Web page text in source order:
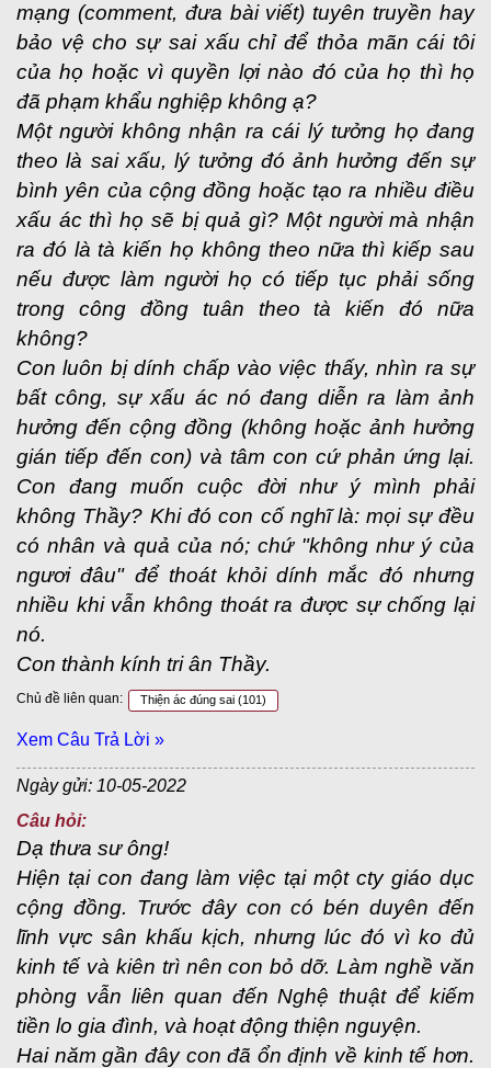
mạng (comment, đưa bài viết) tuyên truyền hay
bảo vệ cho sự sai xấu chỉ để thỏa mãn cái tôi
của họ hoặc vì quyền lợi nào đó của họ thì họ
đã phạm khẩu nghiệp không ạ?
Một người không nhận ra cái lý tưởng họ đang
theo là sai xấu, lý tưởng đó ảnh hưởng đến sự
bình yên của cộng đồng hoặc tạo ra nhiều điều
xấu ác thì họ sẽ bị quả gì? Một người mà nhận
ra đó là tà kiến họ không theo nữa thì kiếp sau
nếu được làm người họ có tiếp tục phải sống
trong công đồng tuân theo tà kiến đó nữa
không?
Con luôn bị dính chấp vào việc thấy, nhìn ra sự
bất công, sự xấu ác nó đang diễn ra làm ảnh
hưởng đến cộng đồng (không hoặc ảnh hưởng
gián tiếp đến con) và tâm con cứ phản ứng lại.
Con đang muốn cuộc đời như ý mình phải
không Thầy? Khi đó con cố nghĩ là: mọi sự đều
có nhân và quả của nó; chứ "không như ý của
ngươi đâu" để thoát khỏi dính mắc đó nhưng
nhiều khi vẫn không thoát ra được sự chống lại
nó.
Con thành kính tri ân Thầy.
Chủ đề liên quan: Thiện ác đúng sai (101)
Xem Câu Trả Lời »
Ngày gửi: 10-05-2022
Câu hỏi:
Dạ thưa sư ông!
Hiện tại con đang làm việc tại một cty giáo dục
cộng đồng. Trước đây con có bén duyên đến
lĩnh vực sân khấu kịch, nhưng lúc đó vì ko đủ
kinh tế và kiên trì nên con bỏ dỡ. Làm nghề văn
phòng vẫn liên quan đến Nghệ thuật để kiếm
tiền lo gia đình, và hoạt động thiện nguyện.
Hai năm gần đây con đã ổn định về kinh tế hơn.